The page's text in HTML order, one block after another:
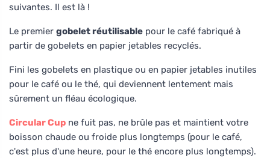
suivantes. Il est là !
Le premier gobelet réutilisable pour le café fabriqué à
partir de gobelets en papier jetables recyclés.
Fini les gobelets en plastique ou en papier jetables inutiles
pour le café ou le thé, qui deviennent lentement mais
sûrement un fléau écologique.
Circular Cup ne fuit pas, ne brûle pas et maintient votre
boisson chaude ou froide plus longtemps (pour le café,
c'est plus d'une heure, pour le thé encore plus longtemps).